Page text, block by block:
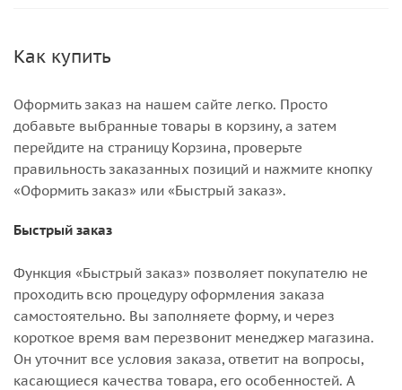
Как купить
Оформить заказ на нашем сайте легко. Просто
добавьте выбранные товары в корзину, а затем
перейдите на страницу Корзина, проверьте
правильность заказанных позиций и нажмите кнопку
«Оформить заказ» или «Быстрый заказ».
Быстрый заказ
Функция «Быстрый заказ» позволяет покупателю не
проходить всю процедуру оформления заказа
самостоятельно. Вы заполняете форму, и через
короткое время вам перезвонит менеджер магазина.
Он уточнит все условия заказа, ответит на вопросы,
касающиеся качества товара, его особенностей. А